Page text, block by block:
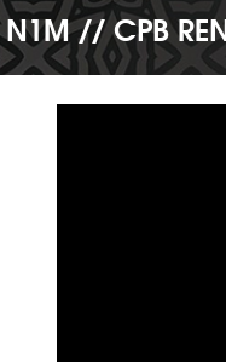
N1M // CPB